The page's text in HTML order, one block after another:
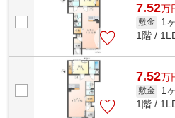
7.52万
敷金 1
1階 /
7.52万
敷金 1
1階 /